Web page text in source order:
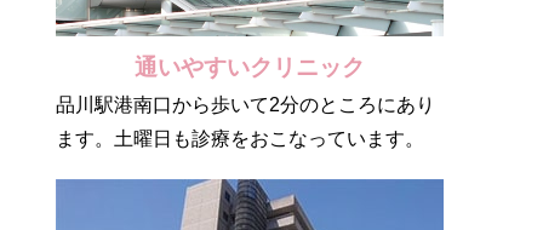
通いやすいクリニック
品川駅港南口から歩いて2分のところにあり
ます。土曜日も診療をおこなっています。